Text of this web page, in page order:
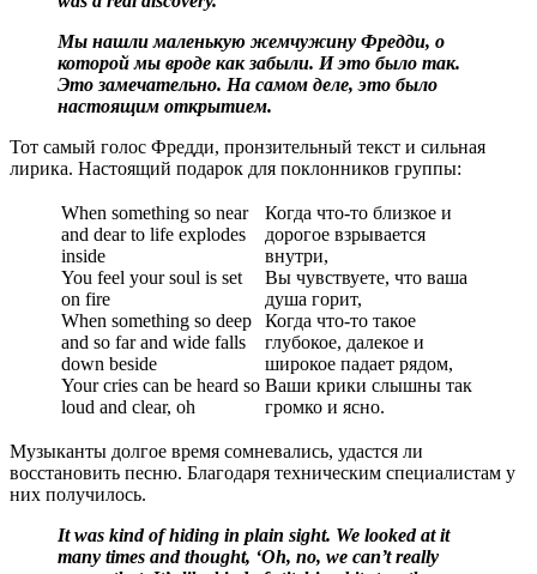
Мы нашли маленькую жемчужину Фредди, о
которой мы вроде как забыли. И это было так.
Это замечательно. На самом деле, это было
настоящим открытием.
Тот самый голос Фредди, пронзительный текст и сильная
лирика. Настоящий подарок для поклонников группы:
When something so near
and dear to life explodes
inside
You feel your soul is set
on fire
When something so deep
and so far and wide falls
down beside
Your cries can be heard so
loud and clear, oh
Когда что-то близкое и
дорогое взрывается
внутри,
Вы чувствуете, что ваша
душа горит,
Когда что-то такое
глубокое, далекое и
широкое падает рядом,
Ваши крики слышны так
громко и ясно.
Музыканты долгое время сомневались, удастся ли
восстановить песню. Благодаря техническим специалистам у
них получилось.
It was kind of hiding in plain sight. We looked at it
many times and thought, ‘Oh, no, we can’t really